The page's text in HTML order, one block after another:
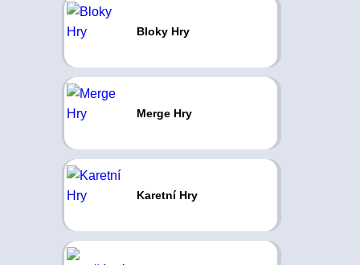
Bloky Hry
Merge Hry
Karetní Hry